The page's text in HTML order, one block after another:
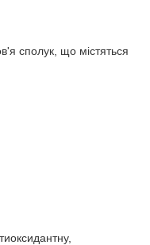
сполук, що містяться